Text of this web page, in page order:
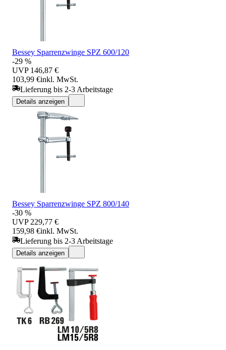
Bessey Sparrenzwinge SPZ 600/120
-29 %
UVP 146,87 €
103,99 €inkl. MwSt.
Lieferung bis 2-3 Arbeitstage
Details anzeigen
Bessey Sparrenzwinge SPZ 800/140
-30 %
UVP 229,77 €
159,98 €inkl. MwSt.
Lieferung bis 2-3 Arbeitstage
Details anzeigen